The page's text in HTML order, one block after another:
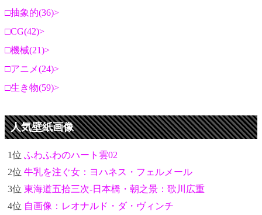
抽象的(36)
CG(42)
機械(21)
アニメ(24)
生き物(59)
人気壁紙画像
1位 ふわふわのハート雲02
2位 牛乳を注ぐ女：ヨハネス・フェルメール
3位 東海道五拾三次-日本橋・朝之景：歌川広重
4位 自画像：レオナルド・ダ・ヴィンチ